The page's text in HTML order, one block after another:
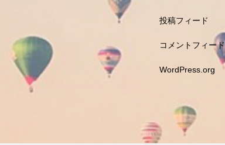
投稿フィード
コメントフィード
WordPress.org